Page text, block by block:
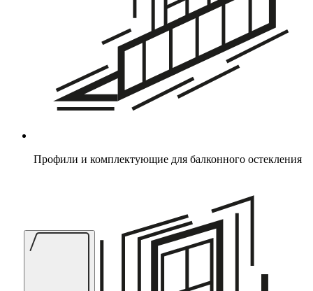
Профили и комплектующие для балконного остекления